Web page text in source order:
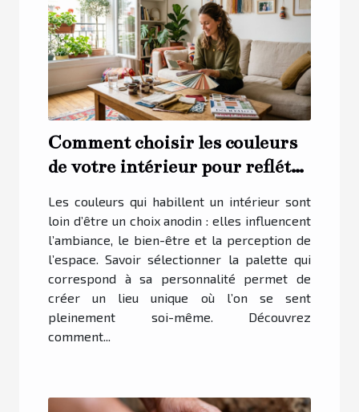
Comment choisir les couleurs
de votre intérieur pour refléter
Les couleurs qui habillent un intérieur sont
loin d’être un choix anodin : elles influencent
l’ambiance, le bien-être et la perception de
l’espace. Savoir sélectionner la palette qui
correspond à sa personnalité permet de
créer un lieu unique où l’on se sent
pleinement soi-même. Découvrez
comment...